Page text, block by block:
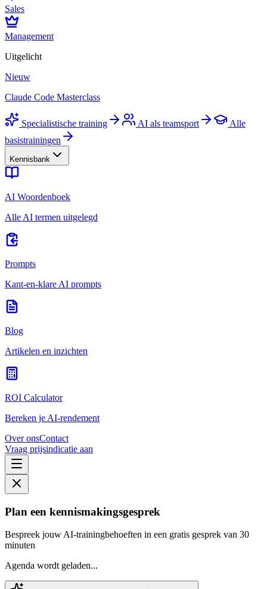
Sales
Management
Uitgelicht
Nieuw
Claude Code Masterclass
Specialistische training AI als teamsport
Alle
basistrainingen
Kennisbank
AI Woordenboek
Alle AI termen uitgelegd
Prompts
Kant-en-klare AI prompts
Blog
Artikelen en inzichten
ROI Calculator
Bereken je AI-rendement
Over onsContact
Vraag prijsindicatie aan
Plan een kennismakingsgesprek
Bespreek jouw AI-trainingbehoeften in een gratis gesprek van 30
minuten
Agenda wordt geladen...